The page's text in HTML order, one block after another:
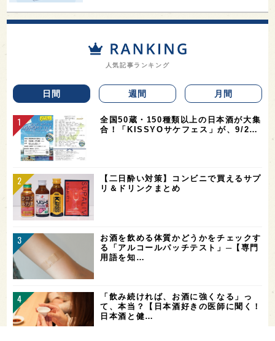
人気記事ランキング
日間 週間 月間
全国50蔵・150種類以上の日本酒が大集
合！「KISSYOサケフェス」が、9/2…
【二日酔い対策】コンビニで買えるサプ
リ＆ドリンクまとめ
お酒を飲める体質かどうかをチェックす
る「アルコールパッチテスト」─【専門
用語を知…
「飲み続ければ、お酒に強くなる」っ
て、本当？【日本酒好きの医師に聞く！
日本酒と健…